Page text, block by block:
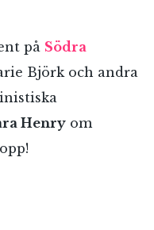
på Södra
Björk och andra
Henry om